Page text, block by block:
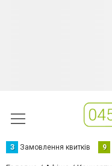
З Замовлення квитків 9